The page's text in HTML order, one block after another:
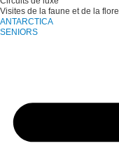
Visites de la faune et de la flore
ANTARCTICA
SENIORS